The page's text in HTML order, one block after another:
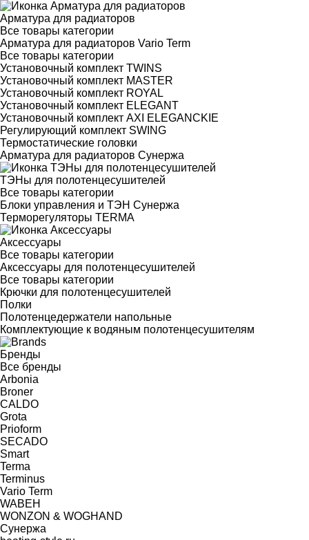
Арматура для радиаторов
Все товары категории
Арматура для радиаторов Vario Term
Все товары категории
Установочный комплект TWINS
Установочный комплект MASTER
Установочный комплект ROYAL
Установочный комплект ELEGANT
Установочный комплект AXI ELEGANCKIE
Регулирующий комплект SWING
Термостатические головки
Арматура для радиаторов Сунержа
ТЭНы для полотенцесушителей
Все товары категории
Блоки управления и ТЭН Сунержа
Терморегуляторы TERMA
Аксессуары
Все товары категории
Аксессуары для полотенцесушителей
Все товары категории
Крючки для полотенцесушителей
Полки
Полотенцедержатели напольные
Комплектующие к водяным полотенцесушителям
Бренды
Все бренды
Arbonia
Broner
CALDO
Grota
Prioform
SECADO
Smart
Terma
Terminus
Vario Term
WABEH
WONZON & WOGHAND
Сунержа